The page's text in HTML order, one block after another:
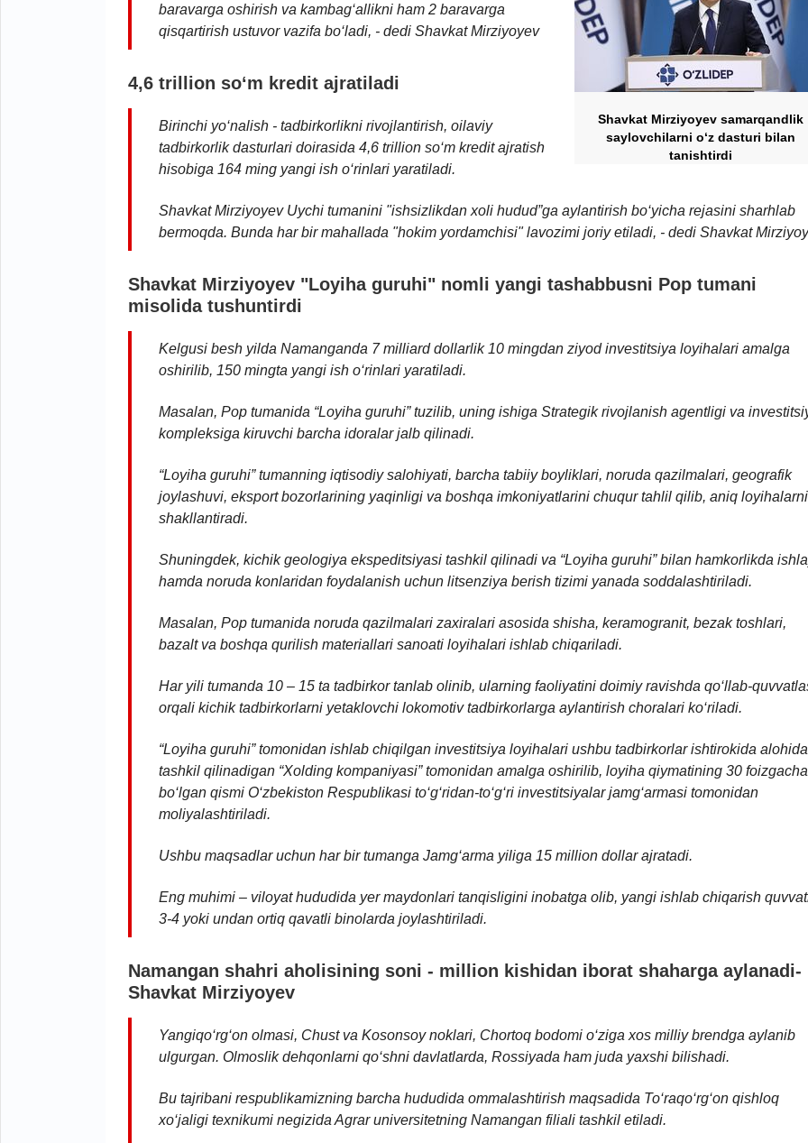
Shavkat Mirziyoyev samarqandlik
saylovchilarni o‘z dasturi bilan
tanishtirdi
baravarga oshirish va kambag‘allikni ham 2 baravarga
qisqartirish ustuvor vazifa bo‘ladi, - dedi Shavkat Mirziyoyev
4,6 trillion so‘m kredit ajrati ladi
Birinchi yo‘nalish - tadbirkorlikni rivojlantirish, oilaviy
tadbirkorlik dasturlari doirasida 4,6 trillion so‘m kredit ajratish
hisobiga 164 ming yangi ish o‘rinlari yaratiladi.
Shavkat Mirziyoyev Uychi tumanini "ishsizlikdan xoli hudud”ga aylantirish bo‘yicha rejasini sharhlab
bermoqda. Bunda har bir mahallada "hokim yordamchisi" lavozimi joriy etiladi, - dedi Shavkat
Shavkat Mirziyoyev "Loyiha guruhi" nomli yangi tashabbusni Pop tumani
misolida tushuntirdi
Kelgusi besh yilda Namanganda 7 milliard dollarlik 10 mingdan ziyod investitsiya loyihalari amalga
oshirilib, 150 mingta yangi ish o‘rinlari yaratiladi.
Masalan, Pop tumanida “Loyiha guruhi” tuzilib, uning ishiga Strategik rivojlanish agentligi va
kompleksiga kiruvchi barcha idoralar jalb qilinadi.
“Loyiha guruhi” tumanning iqtisodiy salohiyati, barcha tabiiy boyliklari, noruda qazilmalari, geografik
joylashuvi, eksport bozorlarining yaqinligi va boshqa imkoniyatlarini chuqur tahlil qilib, aniq loyihalarni
shakllantiradi.
Shuningdek, kichik geologiya ekspeditsiyasi tashkil qilinadi va “Loyiha guruhi” bilan hamkorlikda
hamda noruda konlaridan foydalanish uchun litsenziya berish tizimi yanada soddalashtiriladi.
Masalan, Pop tumanida noruda qazilmalari zaxiralari asosida shisha, keramogranit, bezak toshlari,
bazalt va boshqa qurilish materiallari sanoati loyihalari ishlab chiqariladi.
Har yili tumanda 10 – 15 ta tadbirkor tanlab olinib, ularning faoliyatini doimiy ravishda qo‘llab-
orqali kichik tadbirkorlarni yetaklovchi lokomotiv tadbirkorlarga aylantirish choralari ko‘riladi.
“Loyiha guruhi” tomonidan ishlab chiqilgan investitsiya loyihalari ushbu tadbirkorlar ishtirokida alohida
tashkil qilinadigan “Xolding kompaniyasi” tomonidan amalga oshirilib, loyiha qiymatining 30 foizgacha
bo‘lgan qismi O‘zbekiston Respublikasi to‘g‘ridan-to‘g‘ri investitsiyalar jamg‘armasi tomonidan
moliyalashtiriladi.
Ushbu maqsadlar uchun har bir tumanga Jamg‘arma yiliga 15 million dollar ajratadi.
Eng muhimi – viloyat hududida yer maydonlari tanqisligini inobatga olib, yangi ishlab chiqarish
3-4 yoki undan ortiq qavatli binolarda joylashtiriladi.
Namangan shahri aholisining soni - million kishidan iborat shaharga aylanadi-
Shavkat Mirziyoyev
Yangiqo‘rg‘on olmasi, Chust va Kosonsoy noklari, Chortoq bodomi o‘ziga xos milliy brendga aylanib
ulgurgan. Olmoslik dehqonlarni qo‘shni davlatlarda, Rossiyada ham juda yaxshi bilishadi.
Bu tajribani respublikamizning barcha hududida ommalashtirish maqsadida To‘raqo‘rg‘on qishloq
xo‘jaligi texnikumi negizida Agrar universitetning Namangan filiali tashkil etiladi.